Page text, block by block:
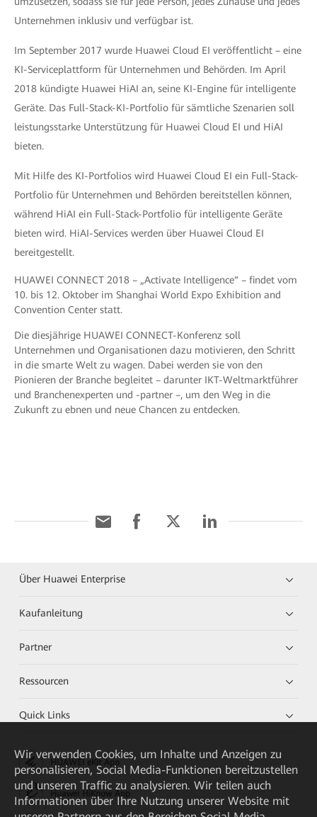
Unternehmen inklusiv und verfügbar ist.
Im September 2017 wurde Huawei Cloud EI veröffentlicht – eine
KI-Serviceplattform für Unternehmen und Behörden. Im April
2018 kündigte Huawei HiAI an, seine KI-Engine für intelligente
Geräte. Das Full-Stack-KI-Portfolio für sämtliche Szenarien soll
leistungsstarke Unterstützung für Huawei Cloud EI und HiAI
bieten.
Mit Hilfe des KI-Portfolios wird Huawei Cloud EI ein Full-Stack-
Portfolio für Unternehmen und Behörden bereitstellen können,
während HiAI ein Full-Stack-Portfolio für intelligente Geräte
bieten wird. HiAI-Services werden über Huawei Cloud EI
bereitgestellt.
HUAWEI CONNECT 2018 – „Activate Intelligence“ – findet vom
10. bis 12. Oktober im Shanghai World Expo Exhibition and
Convention Center statt.
Die diesjährige HUAWEI CONNECT-Konferenz soll
Unternehmen und Organisationen dazu motivieren, den Schritt
in die smarte Welt zu wagen. Dabei werden sie von den
Pionieren der Branche begleitet – darunter IKT-Weltmarktführer
und Branchenexperten und -partner –, um den Weg in die
Zukunft zu ebnen und neue Chancen zu entdecken.
Über Huawei Enterprise
Kaufanleitung
Partner
Ressourcen
Quick Links
HUAWEI eKit App
Huawei HiKnow App
Wir verwenden Cookies, um Inhalte und Anzeigen zu
personalisieren, Social Media-Funktionen bereitzustellen
und unseren Traffic zu analysieren. Wir teilen auch
Informationen über Ihre Nutzung unserer Website mit